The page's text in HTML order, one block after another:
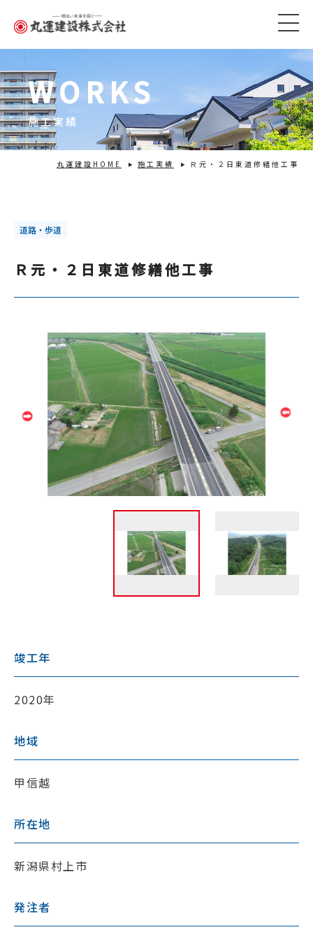
施工実績
WORKS
丸運建設HOME 施工実績 Ｒ元・２日東道修繕他工事
道路・歩道
Ｒ元・２日東道修繕他工事
竣工年
2020年
地域
甲信越
所在地
新潟県村上市
発注者